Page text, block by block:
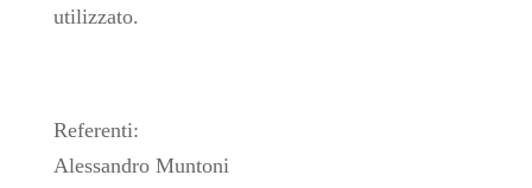
utilizzato.
Referenti:
Alessandro Muntoni